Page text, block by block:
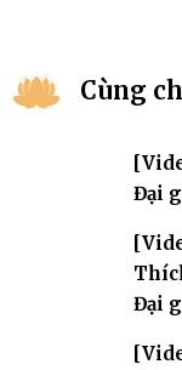
Cùng
Đại
Đại